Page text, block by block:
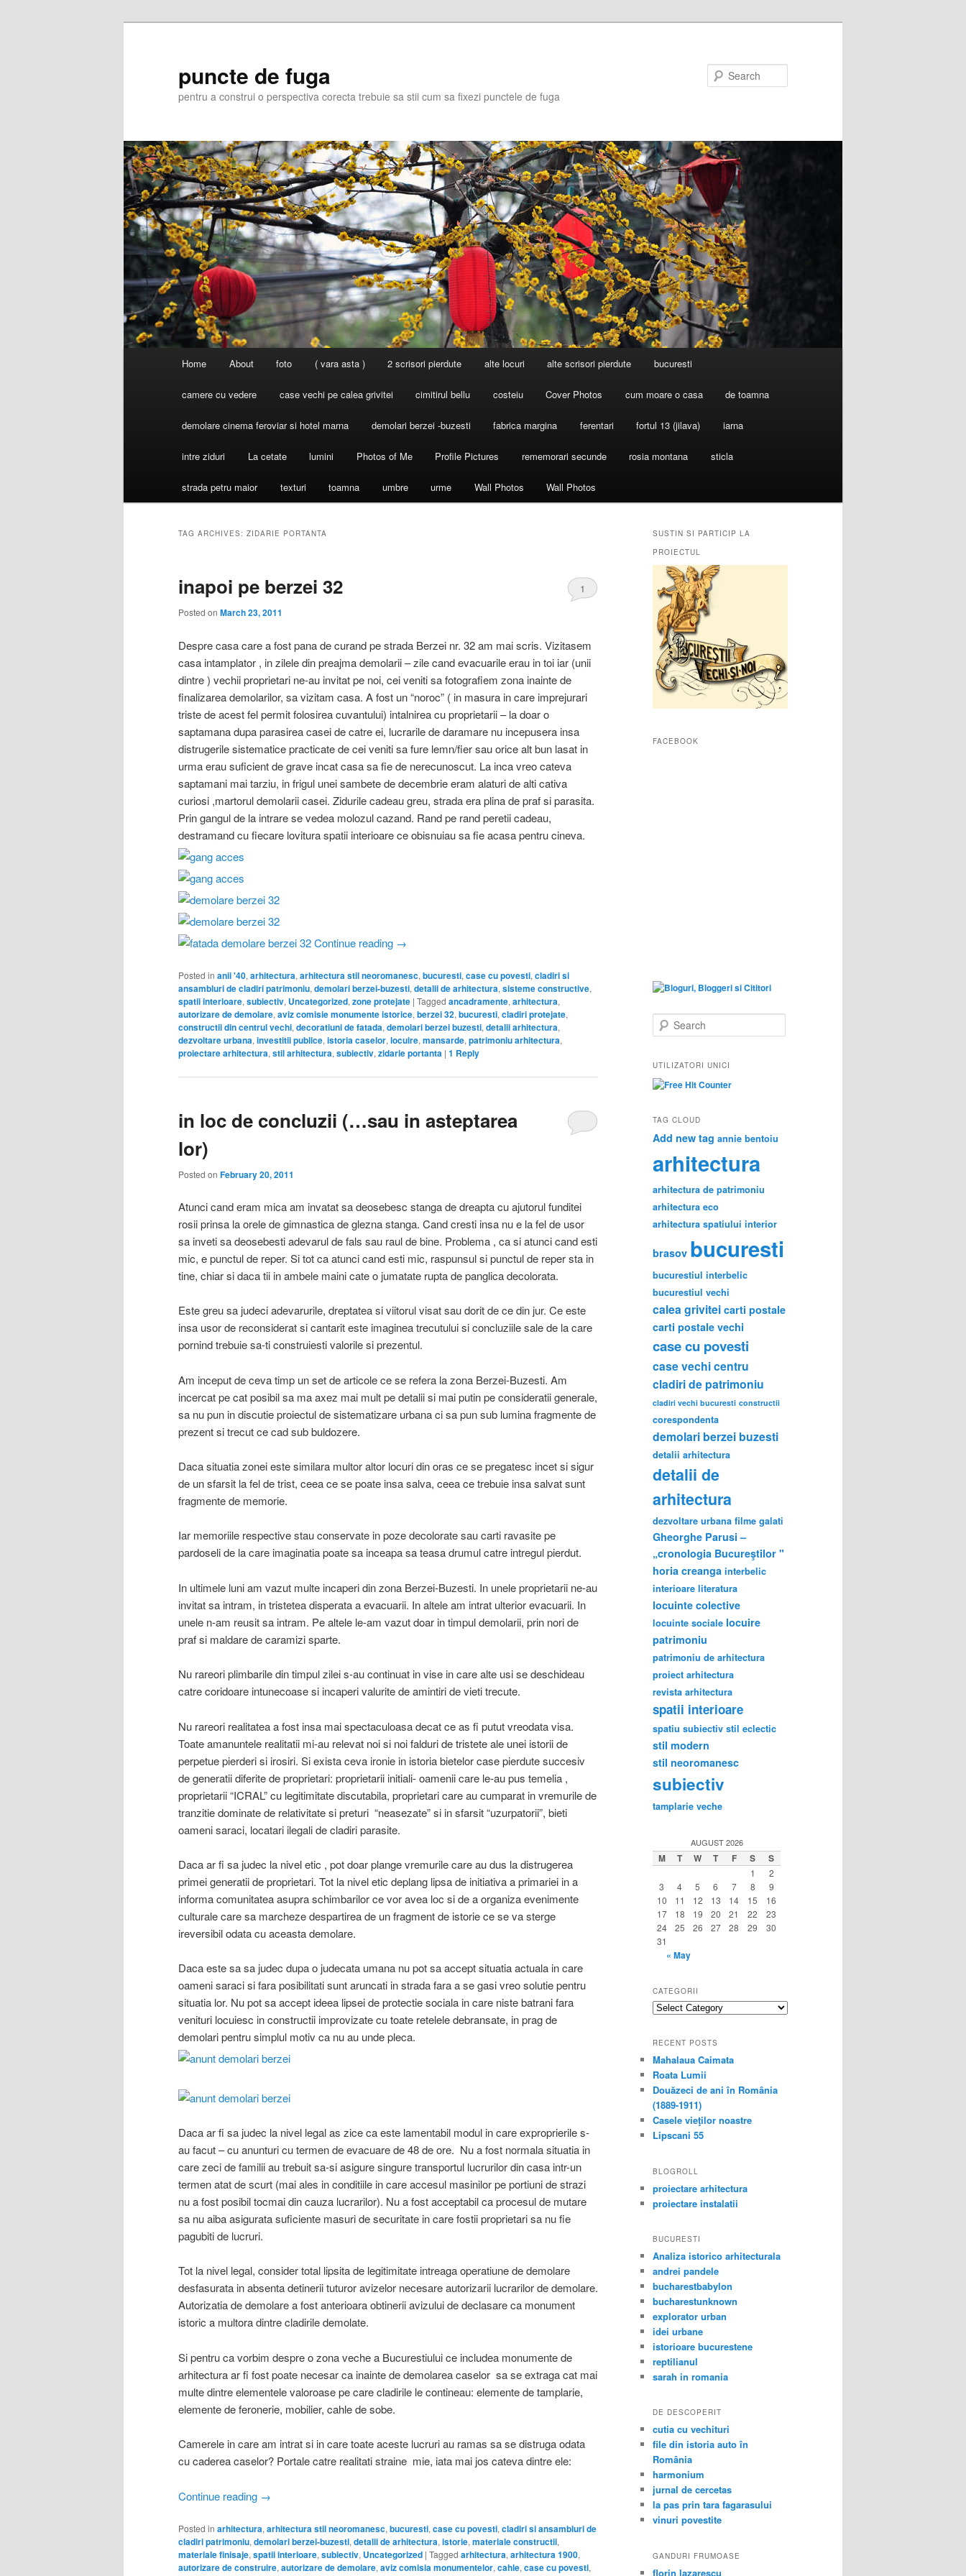
puncte de fuga
pentru a construi o perspectiva corecta trebuie sa stii cum sa fixezi punctele de fuga
Home About foto ( vara asta ) 2 scrisori pierdute alte locuri alte scrisori pierdute bucuresti
camere cu vedere case vechi pe calea grivitei cimitirul bellu costeiu Cover Photos cum moare o casa de toamna
demolare cinema feroviar si hotel marna demolari berzei -buzesti fabrica margina ferentari fortul 13 (jilava) iarna
intre ziduri La cetate lumini Photos of Me Profile Pictures rememorari secunde rosia montana sticla
strada petru maior texturi toamna umbre urme Wall Photos Wall Photos
TAG ARCHIVES: ZIDARIE PORTANTA
inapoi pe berzei 32
Posted on March 23, 2011
1
Despre casa care a fost pana de curand pe strada Berzei nr. 32 am mai scris. Vizitasem
casa intamplator , in zilele din preajma demolarii – zile cand evacuarile erau in toi iar (unii
dintre ) vechii proprietari ne-au invitat pe noi, cei veniti sa fotografiem zona inainte de
finalizarea demolarilor, sa vizitam casa. A fost un “noroc” ( in masura in care imprejurari
triste de acest fel permit folosirea cuvantului) intalnirea cu proprietarii – la doar o
saptamana dupa parasirea casei de catre ei, lucrarile de daramare nu incepusera insa
distrugerile sistematice practicate de cei veniti sa fure lemn/fier sau orice alt bun lasat in
urma erau suficient de grave incat casa sa fie de nerecunoscut. La inca vreo cateva
saptamani mai tarziu, in frigul unei sambete de decembrie eram alaturi de alti cativa
curiosi ,martorul demolarii casei. Zidurile cadeau greu, strada era plina de praf si parasita.
Prin gangul de la intrare se vedea molozul cazand. Rand pe rand peretii cadeau,
destramand cu fiecare lovitura spatii interioare ce obisnuiau sa fie acasa pentru cineva.
Continue reading →
Posted in anii '40, arhitectura, arhitectura stil neoromanesc, bucuresti, case cu povesti, cladiri si
ansambluri de cladiri patrimoniu, demolari berzei-buzesti, detalii de arhitectura, sisteme constructive,
spatii interioare, subiectiv, Uncategorized, zone protejate | Tagged ancadramente, arhitectura,
autorizare de demolare, aviz comisie monumente istorice, berzei 32, bucuresti, cladiri protejate,
constructii din centrul vechi, decoratiuni de fatada, demolari berzei buzesti, detalii arhitectura,
dezvoltare urbana, investitii publice, istoria caselor, locuire, mansarde, patrimoniu arhitectura,
proiectare arhitectura, stil arhitectura, subiectiv, zidarie portanta | 1 Reply
in loc de concluzii (…sau in asteptarea
lor)
Posted on February 20, 2011
Atunci cand eram mica am invatat sa deosebesc stanga de dreapta cu ajutorul funditei
rosii prinsa la orele de gimnastica de glezna stanga. Cand cresti insa nu e la fel de usor
sa inveti sa deosebesti adevarul de fals sau raul de bine. Problema , ca si atunci cand esti
mic, e punctul de reper. Si tot ca atunci cand esti mic, raspunsul si punctul de reper sta in
tine, chiar si daca tii in ambele maini cate o jumatate rupta de panglica decolorata.
Este greu sa judeci adevarurile, dreptatea si viitorul visat sau dorit de ce din jur. Ce este
insa usor de reconsiderat si cantarit este imaginea trecutului si concluziile sale de la care
pornind trebuie sa-ti construiesti valorile si prezentul.
Am inceput de ceva timp un set de articole ce se refera la zona Berzei-Buzesti. Am
incercat pe cat posibil sa ma axez mai mult pe detalii si mai putin pe consideratii generale,
sa nu pun in discutie proiectul de sistematizare urbana ci sa pun sub lumina fragmente de
prezent si trecut ce cad sub buldozere.
Daca situatia zonei este similara multor altor locuri din oras ce se pregatesc incet si sigur
de un sfarsit la fel de trist, ceea ce se poate insa salva, ceea ce trebuie insa salvat sunt
fragmente de memorie.
Iar memoriile respective stau conservate in poze decolorate sau carti ravasite pe
pardoseli de la care imaginatia poate sa inceapa sa teasa drumul catre intregul pierdut.
In ultimele luni am vazut multe incaperi din zona Berzei-Buzesti. In unele proprietarii ne-au
invitat sa intram, in tristetea disperata a evacuarii. In altele am intrat ulterior evacuarii. In
unele n-am reusit sa intram. Pe altele le-am vazut doar in timpul demolarii, prin nori de
praf si maldare de caramizi sparte.
Nu rareori plimbarile din timpul zilei s-au continuat in vise in care alte usi se deschideau
catre coridoare intunecoase si incaperi valurite de amintiri de vieti trecute.
Nu rareori realitatea a fost insa mai spectaculoasa decat ce as fi putut vreodata visa.
Toate amanuntele realitatii mi-au relevat noi si noi falduri de tristete ale unei istorii de
perpetue pierderi si irosiri. Si exista ceva ironie in istoria bietelor case pierdute succesiv
de generatii diferite de proprietari: proprietarii initiali- oamenii care le-au pus temelia ,
proprietarii “ICRAL” cu legitimitate discutabila, proprietari care au cumparat in vremurile de
tranzitie dominate de relativitate si preturi “neasezate” si in sfarsit “uzurpatorii”, bieti
oameni saraci, locatari ilegali de cladiri parasite.
Daca ar fi sa judec la nivel etic , pot doar plange vremurile care au dus la distrugerea
primei generatii de proprietari. Tot la nivel etic deplang lipsa de initiativa a primariei in a
informa comunitatea asupra schimbarilor ce vor avea loc si de a organiza evenimente
culturale care sa marcheze despartirea de un fragment de istorie ce se va sterge
ireversibil odata cu aceasta demolare.
Daca este sa sa judec dupa o judecata umana nu pot sa accept situatia actuala in care
oameni saraci si fara posibilitati sunt aruncati in strada fara a se gasi vreo solutie pentru
situatia lor. Nu pot sa accept ideea lipsei de protectie sociala in care niste batrani fara
venituri locuiesc in constructii improvizate cu toate retelele debransate, in prag de
demolari pentru simplul motiv ca nu au unde pleca.
Daca ar fi sa judec la nivel legal as zice ca este lamentabil modul in care exproprierile s-
au facut – cu anunturi cu termen de evacuare de 48 de ore. Nu a fost normala situatia in
care zeci de familii au trebuit sa-si asigure singure transportul lucrurilor din casa intr-un
termen atat de scurt (mai ales in conditiile in care accesul masinilor pe portiuni de strazi
nu a fost posibil tocmai din cauza lucrarilor). Nu a fost acceptabil ca procesul de mutare
sa nu aiba asigurata suficiente masuri de securitate in care fostii proprietari sa nu fie
pagubiti de lucruri.
Tot la nivel legal, consider total lipsita de legitimitate intreaga operatiune de demolare
desfasurata in absenta detinerii tuturor avizelor necesare autorizarii lucrarilor de demolare.
Autorizatia de demolare a fost anterioara obtinerii avizului de declasare ca monument
istoric a multora dintre cladirile demolate.
Si pentru ca vorbim despre o zona veche a Bucurestiului ce includea monumente de
arhitectura ar fi fost poate necesar ca inainte de demolarea caselor sa se extraga cat mai
multe dintre elementele valoroase pe care cladirile le contineau: elemente de tamplarie,
elemente de feronerie, mobilier, cahle de sobe.
Camerele in care am intrat si in care toate aceste lucruri au ramas sa se distruga odata
cu caderea caselor? Portale catre realitati straine mie, iata mai jos cateva dintre ele:
Continue reading →
Posted in arhitectura, arhitectura stil neoromanesc, bucuresti, case cu povesti, cladiri si ansambluri de
cladiri patrimoniu, demolari berzei-buzesti, detalii de arhitectura, istorie, materiale constructii,
materiale finisaje, spatii interioare, subiectiv, Uncategorized | Tagged arhitectura, arhitectura 1900,
autorizare de construire, autorizare de demolare, aviz comisia monumentelor, cahle, case cu povesti,
SUSTIN SI PARTICIP LA
PROIECTUL
FACEBOOK
e
r
h
UTILIZATORI UNICI
TAG CLOUD
Add new tag annie bentoiu
arhitectura
arhitectura de patrimoniu
arhitectura eco
arhitectura spatiului interior
brasov bucuresti
bucurestiul interbelic
bucurestiul vechi
calea grivitei carti postale
carti postale vechi
case cu povesti
case vechicentru
cladiri de patrimoniu
cladiri vechi bucuresti constructii
corespondenta
demolari berzei buzesti
detalii arhitectura
detalii de
arhitectura
dezvoltare urbana filme galati
Gheorghe Parusi –
„cronologia Bucureştilor "
horia creanga interbelic
interioare literatura
locuinte colective
locuinte sociale locuire
patrimoniu
patrimoniu de arhitectura
proiect arhitectura
revista arhitectura
spatii interioare
spatiu subiectiv stil eclectic
stil modern
stil neoromanesc
subiectiv
tamplarie veche
AUGUST 2026
M T W T F S S
1
2
3
4 5 6 7 8
9
10
11 12 13 14 15
16
17
18 19 20 21 22
23
24
25 26 27 28 29
30
31
« May
CATEGORII
categorii
RECENT POSTS
Mahalaua Caimata
Roata Lumii
Douăzeci de ani în România
(1889-1911)
Casele vieţilor noastre
Lipscani 55
BLOGROLL
proiectare arhitectura
proiectare instalatii
BUCURESTI
Analiza istorico arhitecturala
andrei pandele
bucharestbabylon
bucharestunknown
explorator urban
idei urbane
istorioare bucurestene
reptilianul
sarah in romania
DE DESCOPERIT
cutia cu vechituri
file din istoria auto în
România
harmonium
jurnal de cercetas
la pas prin tara fagarasului
vinuri povestite
GANDURI FRUMOASE
florin lazarescu